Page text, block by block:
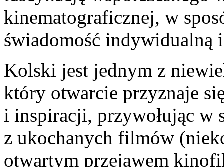
kinematograficznej, w
świadomość indywidualną
Kolski jest jednym z
który otwarcie przyznaje
i inspiracji, przywołując w
z ukochanych filmów
otwartym przejawem